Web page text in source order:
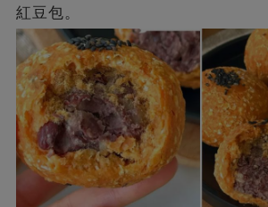
紅豆包。